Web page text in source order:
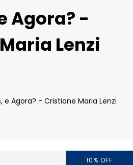
Agora? -
Lenzi
e Agora? - Cristiane Maria Lenzi
10% OFF